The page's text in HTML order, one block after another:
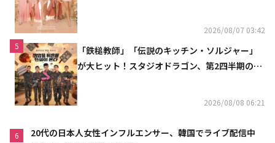
2026/08/07 03:42
5
「鉄槌教師」「伝説のキッチン・ソルジャー」
が大ヒット！スタジオドラゴン、第2四半期の売
2026/08/08 06:21
6
20代の日本人女性インフルエンサー、韓国でライブ配信中